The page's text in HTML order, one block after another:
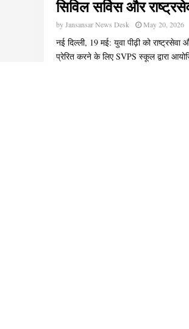
सिविल सर्विस और
byJansansar News Desk May 20, 2026
नई दिल्ली, 19 मई: युवा पीढ़ी को
प्रेरित करने के लिए SVPS स्कूल द्वारा